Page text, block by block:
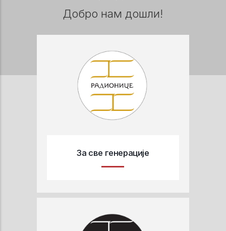
Добро нам дошли!
За све генерације